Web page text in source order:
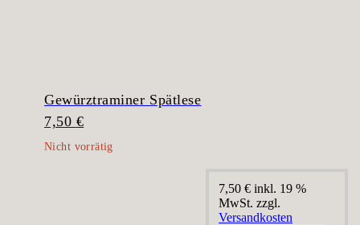
Gewürztraminer Spätlese
7,50 €
7,50€ inkl. 19 %
MwSt. zzgl.
Versandkosten